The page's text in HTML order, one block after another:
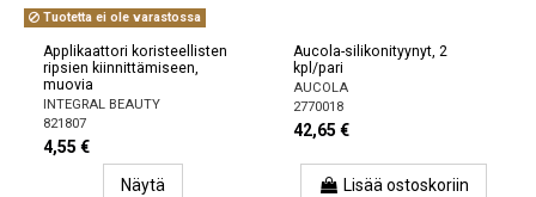
Tuotetta ei ole varastossa
Applikaattori koristeellisten
ripsien kiinnittämiseen,
muovia
INTEGRAL BEAUTY
821807
4,55 €
Näytä
Aucola-silikonityynyt, 2
kpl/pari
AUCOLA
2770018
42,65 €
Lisää ostoskoriin